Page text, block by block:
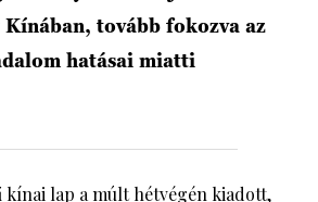
tovább fokozva az
hatásai miatti
kínai lap a múlt hétvégén kiadott,